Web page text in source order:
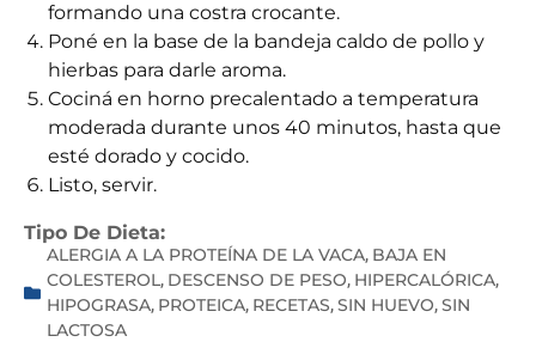
formando una costra crocante.
Poné en la base de la bandeja caldo de pollo y
hierbas para darle aroma.
Cociná en horno precalentado a temperatura
moderada durante unos 40 minutos, hasta que
esté dorado y cocido.
Listo, servir.
Tipo De Dieta:
ALERGIA A LA PROTEÍNA DE LA VACA, BAJA EN
COLESTEROL, DESCENSO DE PESO, HIPERCALÓRICA,
HIPOGRASA, PROTEICA, RECETAS,SIN HUEVO,SIN
LACTOSA